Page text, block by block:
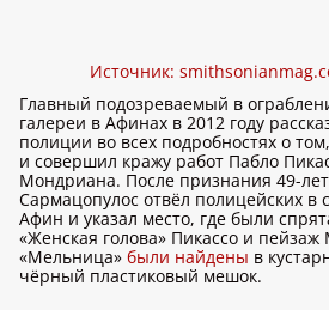
Источник:
Главный подозреваемый в
галереи в Афинах в 2012 году
полиции во всех подробностях о
и совершил кражу работ Пабло
Мондриана. После признания 49-
Сармацопулос отвёл полицейских в
Афин и указал место, где были
«Женская голова» Пикассо и
«Мельница» были найдены в
чёрный пластиковый мешок.